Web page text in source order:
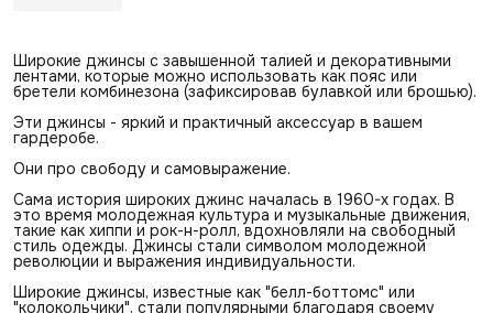
Широкие джинсы с завышенной талией и декоративными
лентами, которые можно использовать как пояс или
бретели комбинезона (зафиксировав булавкой или брошью).
Эти джинсы - яркий и практичный аксессуар в вашем
гардеробе.
Они про свободу и самовыражение.
Сама история широких джинс началась в 1960-х годах. В
это время молодежная культура и музыкальные движения,
такие как хиппи и рок-н-ролл, вдохновляли на свободный
стиль одежды. Джинсы стали символом молодежной
революции и выражения индивидуальности.
Широкие джинсы, известные как "белл-боттомс" или
"колокольчики", стали популярными благодаря своему